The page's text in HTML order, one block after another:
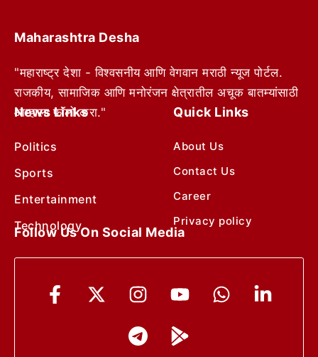
Maharashtra Desha
"महाराष्ट्र देशा - विश्वसनीय आणि वेगवान मराठी न्यूज पोर्टल.
राजकीय, सामाजिक आणि मनोरंजन क्षेत्रातील अचूक बातम्यांसाठी
आम्हाला फॉलो करा."
News Links
Politics
Sports
Entertainment
Technology
Quick Links
About Us
Contact Us
Career
Privacy policy
Follow Us On Social Media